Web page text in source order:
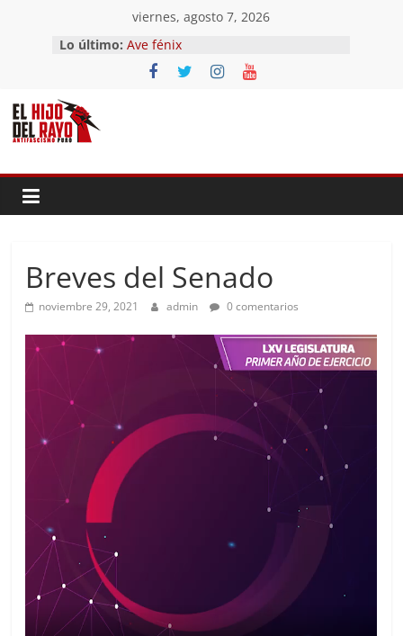
contenido
viernes, agosto 7, 2026
Lo último: Ave fénix
¿Dios no existe?
First Time
Breves del Senado
noviembre 29, 2021 admin 0 comentarios